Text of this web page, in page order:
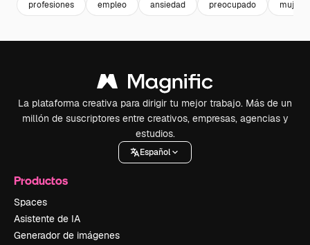
profesiones empleo ansiedad preocupado mujer
La plataforma creativa para dirigir tu mejor trabajo. Más de un
millón de suscriptores entre creativos, empresas, agencias y
estudios.
Español
Productos
Spaces
Asistente de IA
Generador de imágenes